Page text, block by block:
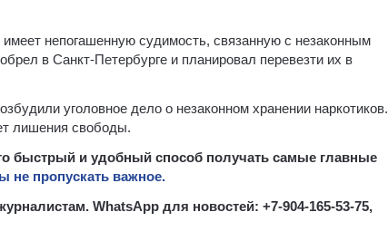
непогашенную судимость, связанную с незаконным
в Санкт-Петербурге и планировал перевезти их в
уголовное дело о незаконном хранении наркотиков.
лишения свободы.
быстрый и удобный способ получать самые главные
не пропускать важное.
WhatsApp для новостей: +7-904-165-53-75,